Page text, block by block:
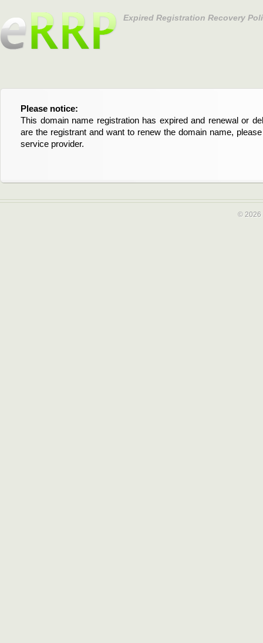
Expired Registration Recovery
Please notice:
This domain name registration has expired and renewal or
are the registrant and want to renew the domain name,
service provider.
Bitte beachten Sie:
Diese Domainregistrierung ist abgelaufen und die
Domain stehen an. Wenn Sie der Registrant sind und
verlängern möchten, kontaktieren Sie bitte Ihren Service-
© 2026